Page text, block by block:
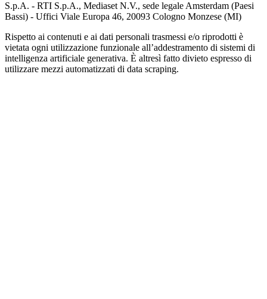
S.p.A. - RTI S.p.A., Mediaset N.V., sede legale Amsterdam (Paesi
Bassi) - Uffici Viale Europa 46, 20093 Cologno Monzese (MI)
Rispetto ai contenuti e ai dati personali trasmessi e/o riprodotti è
vietata ogni utilizzazione funzionale all’addestramento di sistemi di
intelligenza artificiale generativa. È altresì fatto divieto espresso di
utilizzare mezzi automatizzati di data scraping.